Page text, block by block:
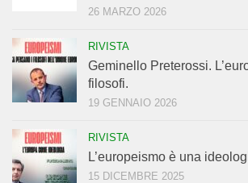
26 MARZO 2026
RIVISTA
Geminello Preterossi.
filosofi.
19 GENNAIO 2026
RIVISTA
L’europeismo è una
15 DICEMBRE 2025